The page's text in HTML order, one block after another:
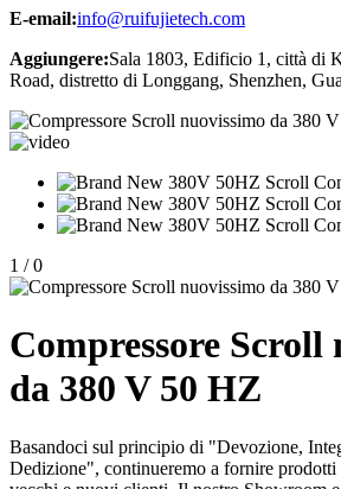
E-email:info@ruifujietech.com
Aggiungere:Sala 1803, Edificio 1, città di
Road, distretto di Longgang, Shenzhen,
1 / 0
Compressore Scroll
da 380 V 50 HZ
Basandoci sul principio di "Devozione,
Dedizione", continueremo a fornire prodotti